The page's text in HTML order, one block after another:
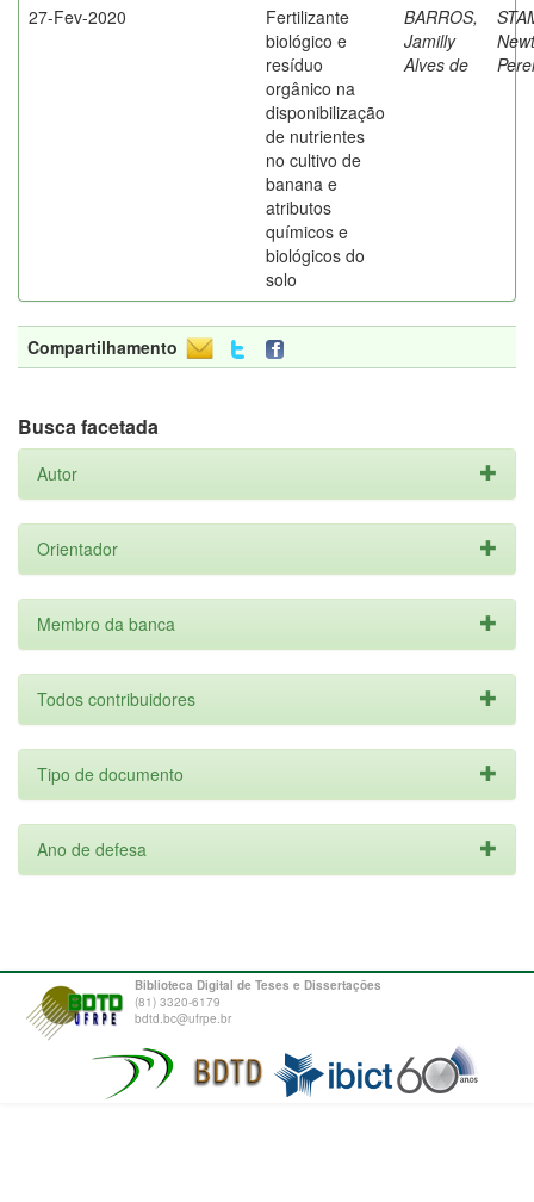
27-Fev-2020
Fertilizante
biológico e
resíduo
orgânico na
disponibilização
de nutrientes
no cultivo de
banana e
atributos
químicos e
biológicos do
solo
BARROS,
Jamilly
Alves de
Compartilhamento
Busca facetada
Autor
Orientador
Membro da banca
Todos contribuidores
Tipo de documento
Ano de defesa
Biblioteca Digital de Teses e Dissertações
(81) 3320-6179
bdtd.bc@ufrpe.br